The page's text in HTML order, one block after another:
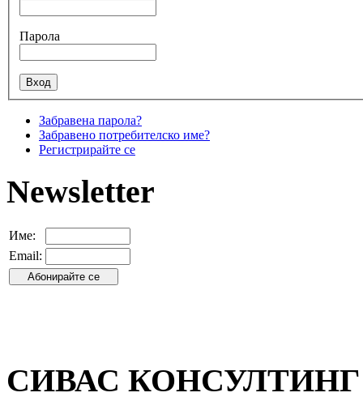
Парола
Забравена парола?
Забравено потребителско име?
Регистрирайте се
Newsletter
Име:
Email:
СИВАС КОНСУЛТИНГ